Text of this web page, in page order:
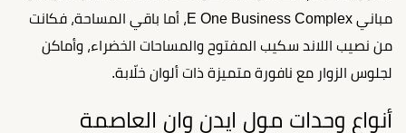
مباني E One Business Complex، أما باقي المساحة، فكانت
من نصيب اللاند سكيب المفتوح والمساحات الخضراء، وأماكن
لجلوس الزوار مع نافورة متميزة ذات ألوان خلّابة.
أنواع وحدات مول ايدن وان العاصمة